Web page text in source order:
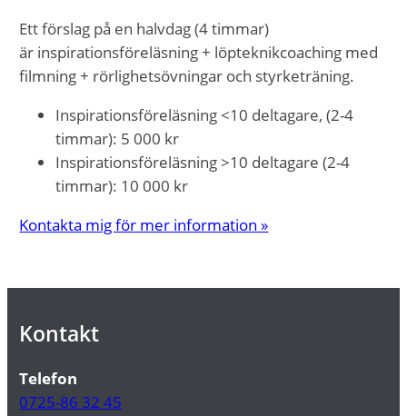
Ett förslag på en halvdag (4 timmar)
är inspirationsföreläsning + löpteknikcoaching med
filmning + rörlighetsövningar och styrketräning.
Inspirationsföreläsning <10 deltagare, (2-4
timmar): 5 000 kr
Inspirationsföreläsning >10 deltagare (2-4
timmar): 10 000 kr
Kontakta mig för mer information »
Kontakt
Telefon
0725-86 32 45